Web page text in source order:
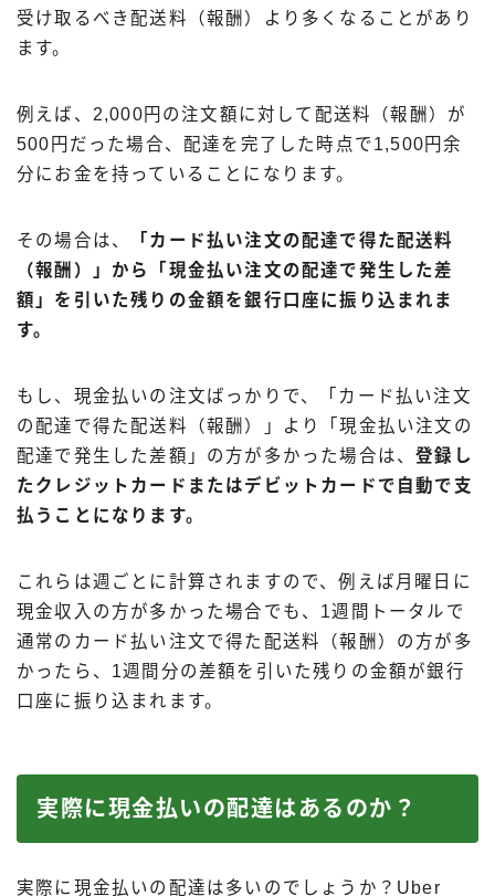
受け取るべき配送料（報酬）より多くなることがあり
ます。
例えば、2,000円の注文額に対して配送料（報酬）が
500円だった場合、配達を完了した時点で1,500円余
分にお金を持っていることになります。
その場合は、
「カード払い注文の配達で得た配送料
（報酬）」から「現金払い注文の配達で発生した差
額」を引いた残りの金額を銀行口座に振り込まれま
す。
もし、現金払いの注文ばっかりで、「カード払い注文
の配達で得た配送料（報酬）」より「現金払い注文の
配達で発生した差額」の方が多かった場合は、登録し
たクレジットカードまたはデビットカードで自動で支
払うことになります。
これらは週ごとに計算されますので、例えば月曜日に
現金収入の方が多かった場合でも、1週間トータルで
通常のカード払い注文で得た配送料（報酬）の方が多
かったら、1週間分の差額を引いた残りの金額が銀行
口座に振り込まれます。
実際に現金払いの配達はあるのか？
実際に現金払いの配達は多いのでしょうか？Uber